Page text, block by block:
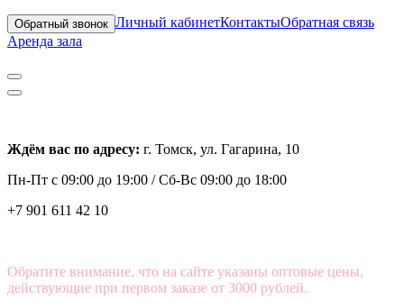
Обратный звонок Личный кабинетКонтактыОбратная связь
Аренда зала
Ждём вас по адресу: г. Томск, ул. Гагарина, 10
Пн-Пт с 09:00 до 19:00 /Сб-Вс 09:00 до 18:00
+7 901 611 42 10
Обратите внимание, что на сайте указаны оптовые цены,
действующие при первом заказе от 3000 рублей.